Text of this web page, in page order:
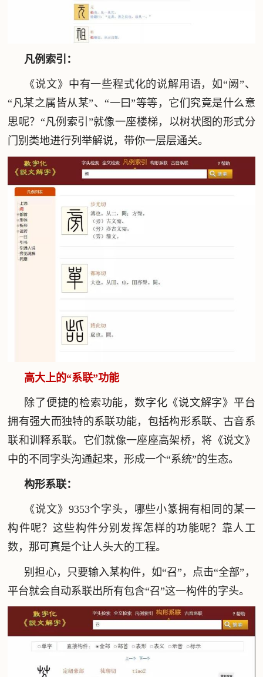
凡例索引：
《说文》中有一些程式化的说解用语，如“阙”、
“凡某之属皆从某”、“一曰”等等，它们究竟是什么意
思呢？“凡例索引”就像一座楼梯，以树状图的形式分
门别类地进行列举解说，带你一层层通关。
高大上的“系联”功能
除了便捷的检索功能，数字化《说文解字》平台
拥有强大而独特的系联功能，包括构形系联、古音系
联和训释系联。它们就像一座座高架桥，将《说文》
中的不同字头沟通起来，形成一个“系统”的生态。
构形系联：
《说文》9353个字头，哪些小篆拥有相同的某一
构件呢？这些构件分别发挥怎样的功能呢？靠人工
数，那可真是个让人头大的工程。
别担心，只要输入某构件，如“召”，点击“全部”，
平台就会自动系联出所有包含“召”这一构件的字头。